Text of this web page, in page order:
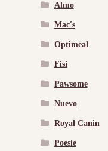
Almo
Mac's
Optimeal
Fisi
Pawsome
Nuevo
Royal Canin
Poesie